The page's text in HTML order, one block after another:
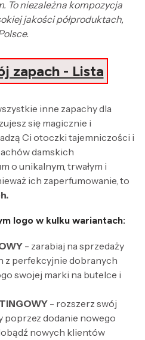
To niezależna kompozycja
jakości półproduktach,
zapach - Lista
inne zapachy dla
się magicznie i
Ci otoczki tajemniczości i
damskich
o unikalnym, trwałym i
ich zaperfumowanie, to
logo w kulku wariantach:
- zarabiaj na sprzedaży
z perfekcyjnie dobranych
swojej marki na butelce i
- rozszerz swój
dodanie nowego
nowych klientów